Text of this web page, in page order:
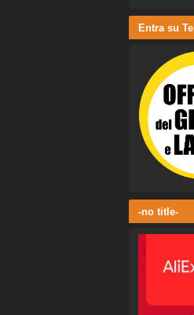
Entra su
-no title-